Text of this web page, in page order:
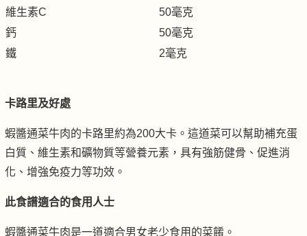
維生素C
50毫克
鈣
50毫克
鐵
2毫克
卡路里及好處
蝦醬通菜牛肉的卡路里約為200大卡。這道菜可以幫助補充蛋
白質、維生素和礦物質等營養元素，具有強筋健骨、促進消
化、增強免疫力等功效。
此食譜適合的食用人士
蝦醬通菜牛肉是一道適合男女老少食用的菜餚。